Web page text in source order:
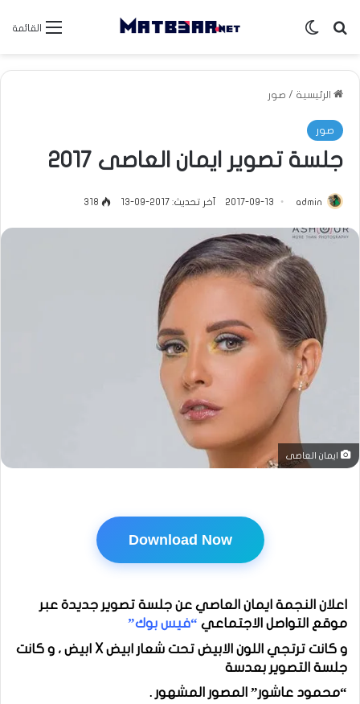
القائمة بحث عنالوضع المظلم
الرئيسية / صور
صور
جلسة تصوير ايمان العاصى 2017
admin
2017-09-13 آخر تحديث: 2017-09-13 318
ايمان العاصى
Download Now
اعلان النجمة ايمان العاصي عن جلسة تصوير جديدة عبر
موقع التواصل الاجتماعي “فيس بوك”
و كانت ترتجي اللون الابيض تحت شعار ابيض X ابيض ، و كانت
جلسة التصوير بعدسة
“محمود عاشور” المصور المشهور .